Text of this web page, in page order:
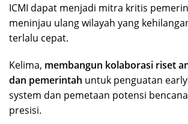
ICMI dapat menjadi mitra kritis
meninjau ulang wilayah yang
terlalu cepat.
Kelima, membangun kolaborasi riset
dan pemerintah untuk penguatan
system dan pemetaan potensi
presisi.